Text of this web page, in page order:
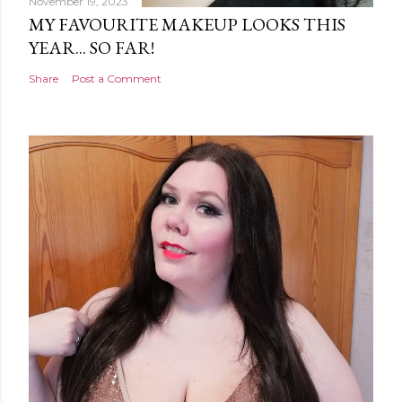
MY FAVOURITE MAKEUP LOOKS THIS
YEAR... SO FAR!
Share Post a Comment